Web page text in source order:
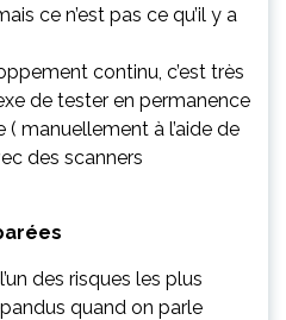
ce n’est pas ce qu’il y a
continu, c’est très
de tester en permanence
manuellement à l’aide de
des scanners
des risques les plus
quand on parle